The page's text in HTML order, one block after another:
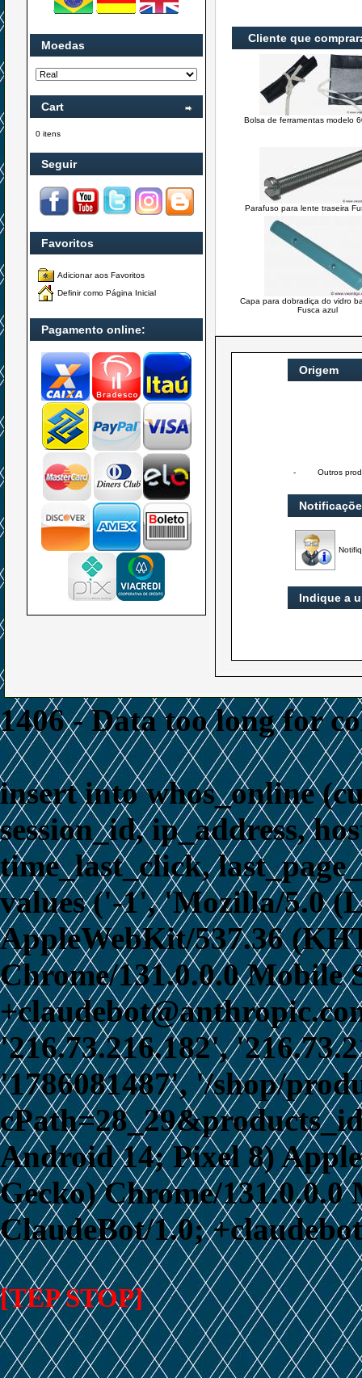
Moedas
Cart
0 itens
Seguir
Favoritos
Adicionar aos Favoritos
Definir como Página Inicial
Pagamento online:
Cliente que
Bolsa de ferramentas modelo
Parafuso para lente traseira
Capa para dobradiça do vidro
Fusca azul
Origem
- Outros
Indique a
1406 - Data too long for
insert into whos_online
session_id, ip_address,
time_last_click,
values ('-1', 'Mozilla/5.0
AppleWebKit/537.36
Chrome/131.0.0.0 Mobile
'216.73.216.182',
'1786081487', '/shop/
Android 14; Pixel 8)
Gecko) Chrome/
ClaudeBot/1.0;
[TEP STOP]